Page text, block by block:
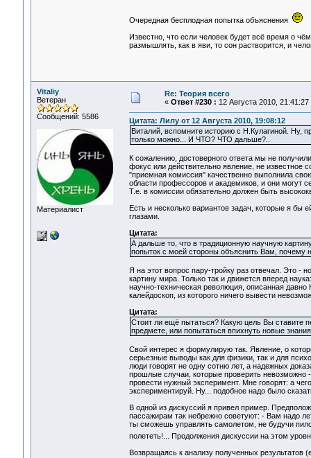
Очередная бесплодная попытка объяснения
Известно, что если человек будет всё время о
размышлять, как в яви, то сон растворится, и
Vitaliy
Ветеран
Сообщений: 5586
Материалист
Re: Теория всего
« Ответ #230 : 12 Августа 2010, 21:41:27
Цитата: Лилу от 12 Августа 2010, 19:08:12
Виталий, вспомните историю с Н.Кулагиной. Ну,
только можно... И ЧТО? ЧТО дальше?..
К сожалению, достоверного ответа мы не
фокус или действительно явление, не
"приемная комиссия" качественно выполнила
области профессоров и академиков, и они
Т.е. в комиссии обязательно должен быть
Есть и несколько вариантов задач, которые я бы
глазами.
Цитата:
А дальше то, что в традиционную научную
попыток с моей стороны объяснить Вам, почему
Я на этот вопрос пару-тройку раз отвечал. Это -
картину мира. Только так и движется вперед
научно-техническая революция, описанная
калейдоскоп, из которого ничего вывести
Цитата:
Стоит ли ещё пытаться? Какую цель Вы ставите
предмете, или попытаться впихнуть новые
Cвой интерес я формулирую так. Явление, о
серьезные выводы как для физики, так и для
люди говорят не одну сотню лет, а надежных
прошлые случаи, которые проверить невозможно -
провести нужный эксперимент. Мне говорят: а
экспериментируй. Ну... подобное надо было
В одной из дискуссий я привел пример.
пассажирам так небрежно советуют: - Вам надо
ты сможешь управлять самолетом, не будучи
полететь!... Продолжения дискуссии на этом
Возвращаясь к анализу полученных результатов